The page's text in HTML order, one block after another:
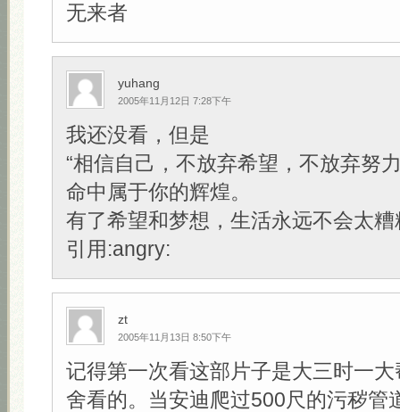
无来者
yuhang
2005年11月12日 7:28下午
我还没看，但是
“相信自己，不放弃希望，不放弃努
命中属于你的辉煌。
有了希望和梦想，生活永远不会太糟
引用:angry:
zt
2005年11月13日 8:50下午
记得第一次看这部片子是大三时一
舍看的。当安迪爬过500尺的污秽管